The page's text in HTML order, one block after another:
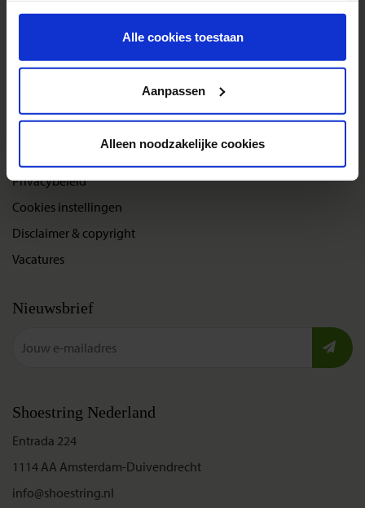
onder aan de pagina op elk gewenst moment voor de
toekomst wijzigen.Alle cookies toestaan
Aanpassen
Alleen noodzakelijke cookies
Festivalreizen
Gegarandeerde reizen
Nieuwe reizen
Over Shoestring
Privacybeleid
Cookies instellingen
Disclaimer & copyright
Vacatures
Nieuwsbrief
Shoestring Nederland
Entrada 224
1114 AA Amsterdam-Duivendrecht
info@shoestring.nl